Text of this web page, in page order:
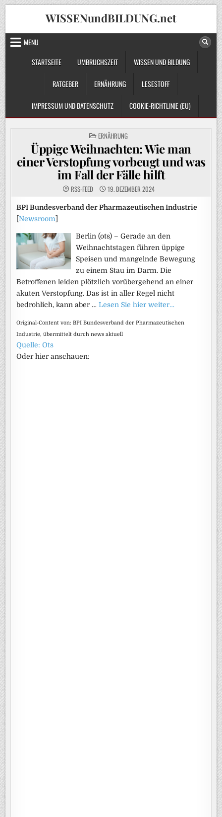
Skip
to
content
WISSENundBILDUNG.net
MENU
STARTSEITE
UMBRUCHSZEIT WISSEN UND BILDUNG
RATGEBER ERNÄHRUNG LESESTOFF
IMPRESSUM UND DATENSCHUTZ COOKIE-RICHTLINIE (EU)
POSTED
IN
ERNÄHRUNG
Üppige Weihnachten: Wie man
einer Verstopfung vorbeugt und was
im Fall der Fälle hilft
RSS-FEED 19. DEZEMBER 2024
BPI Bundesverband der Pharmazeutischen Industrie
[Newsroom
Berlin (ots) – Gerade an den
Weihnachtstagen führen üppige
Speisen und mangelnde Bewegung
zu einem Stau im Darm. Die
Betroffenen leiden plötzlich vorübergehend an einer
akuten Verstopfung. Das ist in aller Regel nicht
bedrohlich, kann aber …Lesen Sie hier weiter…
Original-Content von: BPI Bundesverband der Pharmazeutischen
Industrie, übermittelt durch news aktuell
Quelle: Ots
Oder hier anschauen: